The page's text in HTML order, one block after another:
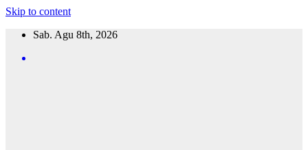
Skip to content
Sab. Agu 8th, 2026